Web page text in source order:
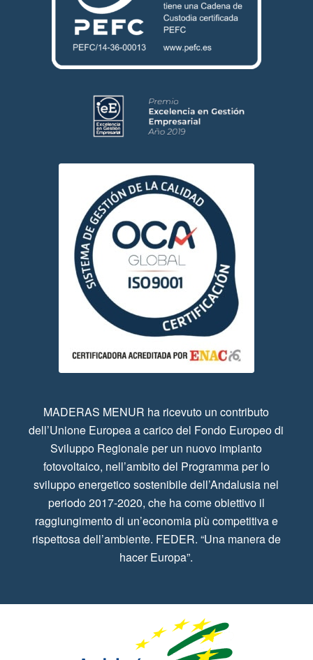
MADERAS MENUR ha ricevuto un contributo
dell’Unione Europea a carico del Fondo Europeo di
Sviluppo Regionale per un nuovo impianto
fotovoltaico, nell’ambito del Programma per lo
sviluppo energetico sostenibile dell’Andalusia nel
periodo 2017-2020, che ha come obiettivo il
raggiungimento di un’economia più competitiva e
rispettosa dell’ambiente. FEDER. “Una manera de
hacer Europa”.